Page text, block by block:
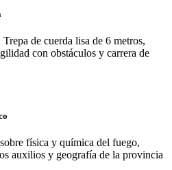
de cuerda lisa de 6 metros,
con obstáculos y carrera de
física y química del fuego,
auxilios y geografía de la provincia